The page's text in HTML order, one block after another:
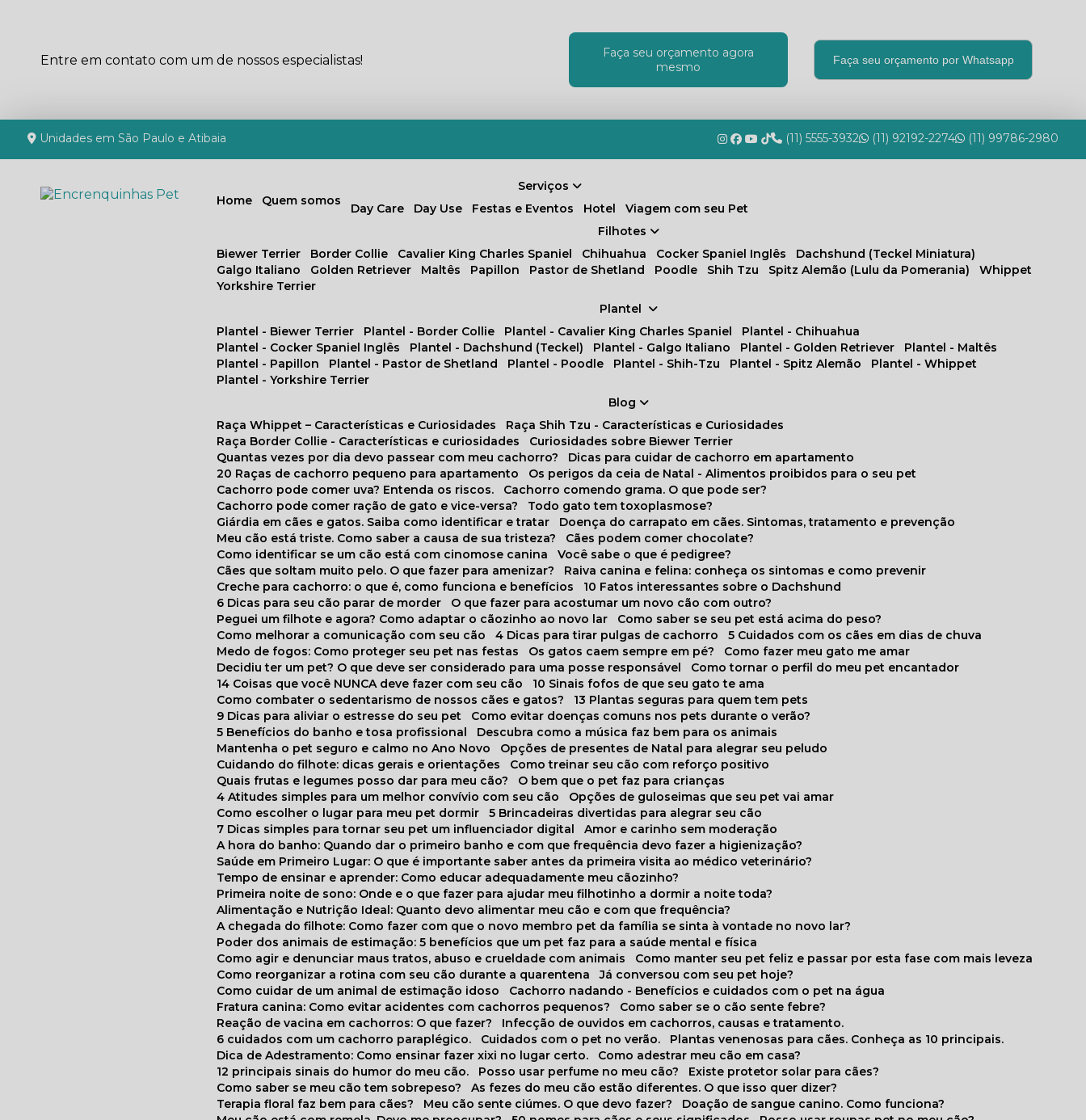
Entre em contato com um de nossos especialistas!
Faça seu orçamento agora
mesmo
Faça seu orçamento por Whatsapp
Unidades em São Paulo e Atibaia (11) 5555-3932 (11) 92192-2274 (11) 99786-2980
Home Quem somos
Plantel
Plantel - Biewer Terrier
Plantel - Border Collie Plantel - Cavalier King Charles Spaniel
Plantel - Chihuahua
Plantel - Cocker Spaniel Inglês
Plantel - Dachshund (Teckel) Plantel - Galgo Italiano Plantel - Golden Retriever
Plantel - Maltês
Plantel - Papillon
Plantel - Pastor de Shetland Plantel - Poodle Plantel - Shih-Tzu Plantel - Spitz Alemão
Plantel - Whippet
Plantel - Yorkshire Terrier
Blog
Raça Whippet – Características e Curiosidades
Raça Shih Tzu - Características e Curiosidades
Raça Border Collie - Características e curiosidades
Curiosidades sobre Biewer Terrier
Quantas vezes por dia devo passear com meu cachorro?
Dicas para cuidar de cachorro em apartamento
20 Raças de cachorro pequeno para apartamento
Os perigos da ceia de Natal - Alimentos proibidos para o seu pet
Cachorro pode comer uva? Entenda os riscos.
Cachorro comendo grama. O que pode ser?
Cachorro pode comer ração de gato e vice-versa?
Todo gato tem toxoplasmose?
Giárdia em cães e gatos. Saiba como identificar e tratar
Doença do carrapato em cães. Sintomas, tratamento e prevenção
Meu cão está triste. Como saber a causa de sua tristeza?
Cães podem comer chocolate?
Como identificar se um cão está com cinomose canina
Você sabe o que é pedigree?
Cães que soltam muito pelo. O que fazer para amenizar?
Raiva canina e felina: conheça os sintomas e como prevenir
Creche para cachorro: o que é, como funciona e benefícios
10 Fatos interessantes sobre o Dachshund
6 Dicas para seu cão parar de morder
O que fazer para acostumar um novo cão com outro?
Peguei um filhote e agora? Como adaptar o cãozinho ao novo lar
Como saber se seu pet está acima do peso?
Como melhorar a comunicação com seu cão
4 Dicas para tirar pulgas de cachorro
5 Cuidados com os cães em dias de chuva
Medo de fogos: Como proteger seu pet nas festas
Os gatos caem sempre em pé?
Como fazer meu gato me amar
Decidiu ter um pet? O que deve ser considerado para uma posse responsável
Como tornar o perfil do meu pet encantador
14 Coisas que você NUNCA deve fazer com seu cão
10 Sinais fofos de que seu gato te ama
Como combater o sedentarismo de nossos cães e gatos?
13 Plantas seguras para quem tem pets
9 Dicas para aliviar o estresse do seu pet
Como evitar doenças comuns nos pets durante o verão?
5 Benefícios do banho e tosa profissional
Descubra como a música faz bem para os animais
Mantenha o pet seguro e calmo no Ano Novo
Opções de presentes de Natal para alegrar seu peludo
Cuidando do filhote: dicas gerais e orientações
Como treinar seu cão com reforço positivo
Quais frutas e legumes posso dar para meu cão?
O bem que o pet faz para crianças
4 Atitudes simples para um melhor convívio com seu cão
Opções de guloseimas que seu pet vai amar
Como escolher o lugar para meu pet dormir
5 Brincadeiras divertidas para alegrar seu cão
7 Dicas simples para tornar seu pet um influenciador digital
Amor e carinho sem moderação
A hora do banho: Quando dar o primeiro banho e com que frequência devo fazer a higienização?
Saúde em Primeiro Lugar: O que é importante saber antes da primeira visita ao médico veterinário?
Tempo de ensinar e aprender: Como educar adequadamente meu cãozinho?
Primeira noite de sono: Onde e o que fazer para ajudar meu filhotinho a dormir a noite toda?
Alimentação e Nutrição Ideal: Quanto devo alimentar meu cão e com que frequência?
A chegada do filhote: Como fazer com que o novo membro pet da família se sinta à vontade no novo lar?
Poder dos animais de estimação: 5 benefícios que um pet faz para a saúde mental e física
Como agir e denunciar maus tratos, abuso e crueldade com animais
Como manter seu pet feliz e passar por esta fase com mais leveza
Como reorganizar a rotina com seu cão durante a quarentena
Já conversou com seu pet hoje?
Como cuidar de um animal de estimação idoso
Cachorro nadando - Benefícios e cuidados com o pet na água
Fratura canina: Como evitar acidentes com cachorros pequenos?
Como saber se o cão sente febre?
Reação de vacina em cachorros: O que fazer?
Infecção de ouvidos em cachorros, causas e tratamento.
6 cuidados com um cachorro paraplégico.
Cuidados com o pet no verão.
Plantas venenosas para cães. Conheça as 10 principais.
Dica de Adestramento: Como ensinar fazer xixi no lugar certo.
Como adestrar meu cão em casa?
12 principais sinais do humor do meu cão.
Posso usar perfume no meu cão?
Existe protetor solar para cães?
Como saber se meu cão tem sobrepeso?
As fezes do meu cão estão diferentes. O que isso quer dizer?
Terapia floral faz bem para cães?
Meu cão sente ciúmes. O que devo fazer?
Doação de sangue canino. Como funciona?
Serviços
Day Care
Day Use Festas e Eventos Hotel
Viagem com seu Pet
Filhotes
Biewer Terrier
Border Collie Cavalier King Charles Spaniel Chihuahua Cocker Spaniel Inglês
Dachshund (Teckel Miniatura)
Galgo Italiano
Golden Retriever Maltês Papillon Pastor de Shetland Poodle Shih Tzu Spitz Alemão (Lulu da Pomerania)
Whippet
Yorkshire Terrier